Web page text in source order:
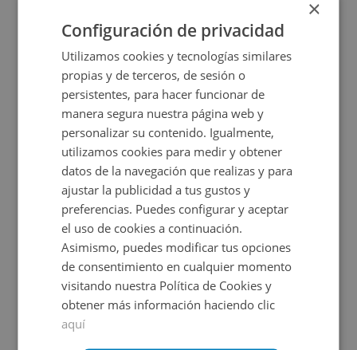
CONDICIONES ESPECIALES
Nave Industrial en venta en COTES BAIXES D , 9
Impuestos no incluidos
180.000€
840m2 1Baños
×
Configuración de privacidad
Utilizamos cookies y tecnologías similares
propias y de terceros, de sesión o
persistentes, para hacer funcionar de
manera segura nuestra página web y
personalizar su contenido. Igualmente,
utilizamos cookies para medir y obtener
datos de la navegación que realizas y para
ajustar la publicidad a tus gustos y
preferencias. Puedes configurar y aceptar
el uso de cookies a continuación.
Asimismo, puedes modificar tus opciones
de consentimiento en cualquier momento
visitando nuestra Política de Cookies y
obtener más información haciendo clic
aquí